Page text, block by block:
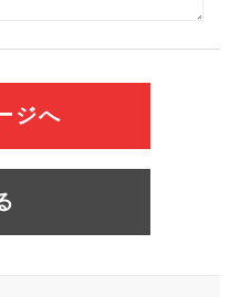
ジへ